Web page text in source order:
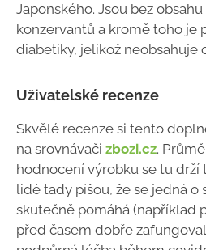
Japonského. Jsou bez
konzervantů a kromě toho je
diabetiky, jelikož neobsahuje
Uživatelské recenze
Skvělé recenze si tento
na srovnávači zbozi.cz.
hodnocení výrobku se tu drží
lidé tady píšou, že se jedná
skutečně pomáhá (například
před časem dobře